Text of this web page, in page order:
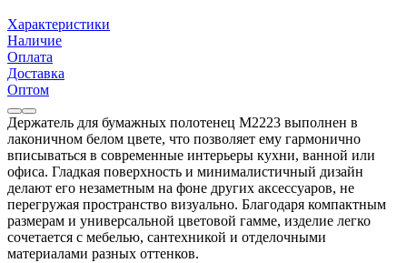
Характеристики
Наличие
Оплата
Доставка
Оптом
Держатель для бумажных полотенец М2223 выполнен в
лаконичном белом цвете, что позволяет ему гармонично
вписываться в современные интерьеры кухни, ванной или
офиса. Гладкая поверхность и минималистичный дизайн
делают его незаметным на фоне других аксессуаров, не
перегружая пространство визуально. Благодаря компактным
размерам и универсальной цветовой гамме, изделие легко
сочетается с мебелью, сантехникой и отделочными
материалами разных оттенков.